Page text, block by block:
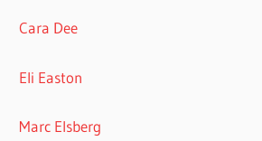
Cara Dee
Eli Easton
Marc Elsberg